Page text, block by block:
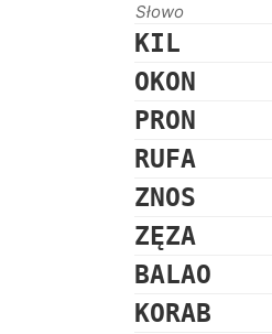
Słowo
KIL
OKON
PRON
RUFA
ZNOS
ZĘZA
BALAO
KORAB